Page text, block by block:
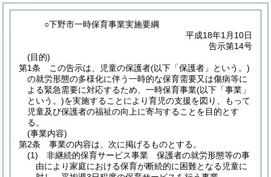
○下野市一時保育事業実施要綱
平成18年1月10日
告示第14号
(目的)
第1条
この告示は、児童の保護者(以下「保護者」という。)
の就労形態の多様化に伴う一時的な保育需要又は傷病等に
よる緊急需要に対応するため、一時保育事業(以下「事業」
という。)を実施することにより育児の支援を図り、もって
児童及び保護者の福祉の向上に寄与することを目的とす
る。
(事業内容)
第2条
事業の内容は、次に掲げるものとする。
(1)
非継続的保育サービス事業 保護者の就労形態等の事
由により家庭における保育が断続的に困難となる児童に